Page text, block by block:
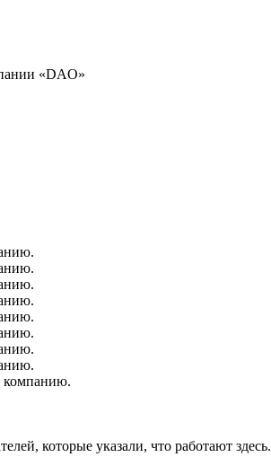
«DAO»
компанию.
которые указали, что работают здесь.